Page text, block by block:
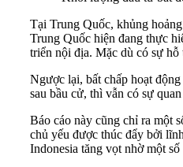
Tại Trung Quốc, khủng
Trung Quốc hiện đang thực
triển nội địa. Mặc dù có sự
Ngược lại, bất chấp hoạt
sau bầu cử, thì vẫn có sự
Báo cáo này cũng chỉ ra một
chủ yếu được thúc đẩy bởi
Indonesia tăng vọt nhờ một